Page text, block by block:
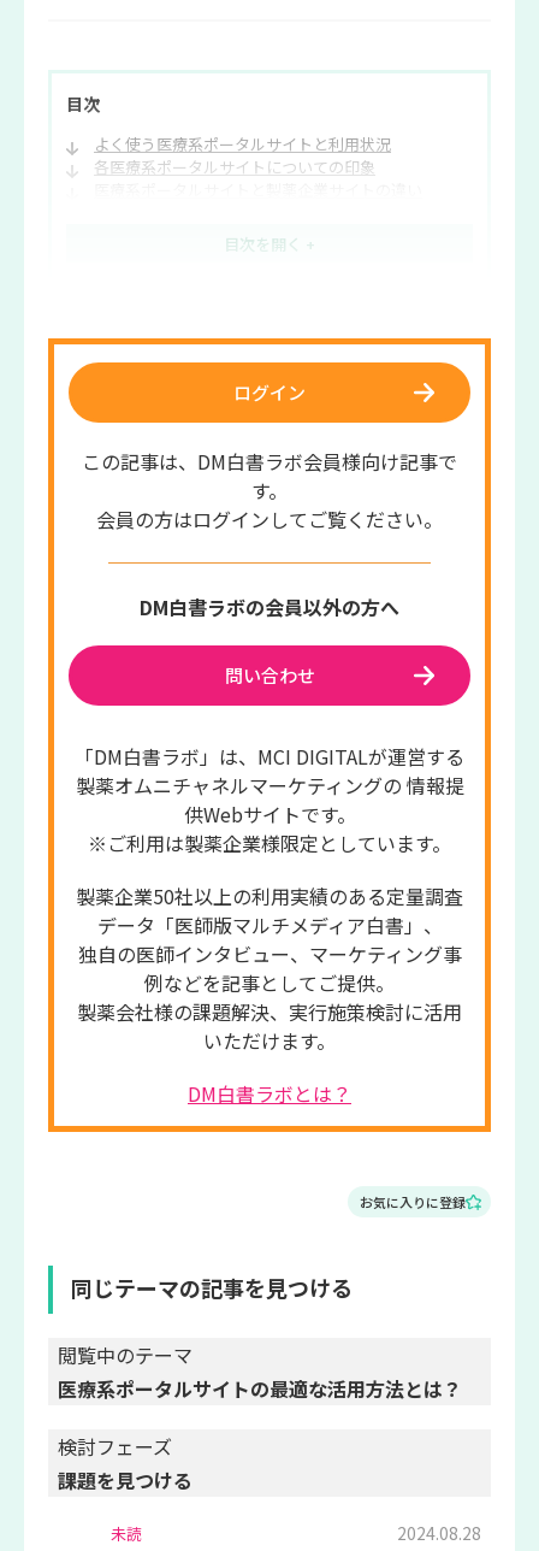
目次
よく使う医療系ポータルサイトと利用状況
各医療系ポータルサイトについての印象
ログイン
この記事は、DM白書ラボ会員様向け記事で
す。
会員の方はログインしてご覧ください。
DM白書ラボの会員以外の方へ
問い合わせ
「DM白書ラボ」は、MCI DIGITALが運営する
製薬オムニチャネルマーケティングの 情報提
供Webサイトです。
※ご利用は製薬企業様限定としています。
製薬企業50社以上の利用実績のある定量調査
データ「医師版マルチメディア白書」、
独自の医師インタビュー、マーケティング事
例などを記事としてご提供。
製薬会社様の課題解決、実行施策検討に活用
いただけます。
DM白書ラボとは？
お気に入りに登録
同じテーマの記事を見つける
閲覧中のテーマ
医療系ポータルサイトの最適な活用方法とは？
検討フェーズ
課題を見つける
未読 2024.08.28